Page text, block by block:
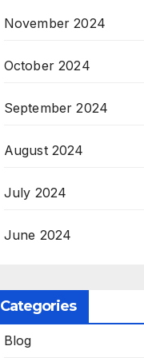
November 2024
October 2024
September 2024
August 2024
July 2024
June 2024
Categories
Blog